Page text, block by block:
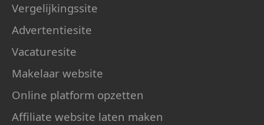
Vergelijkingssite
Advertentiesite
Vacaturesite
Makelaar website
Online platform opzetten
Affiliate website laten maken